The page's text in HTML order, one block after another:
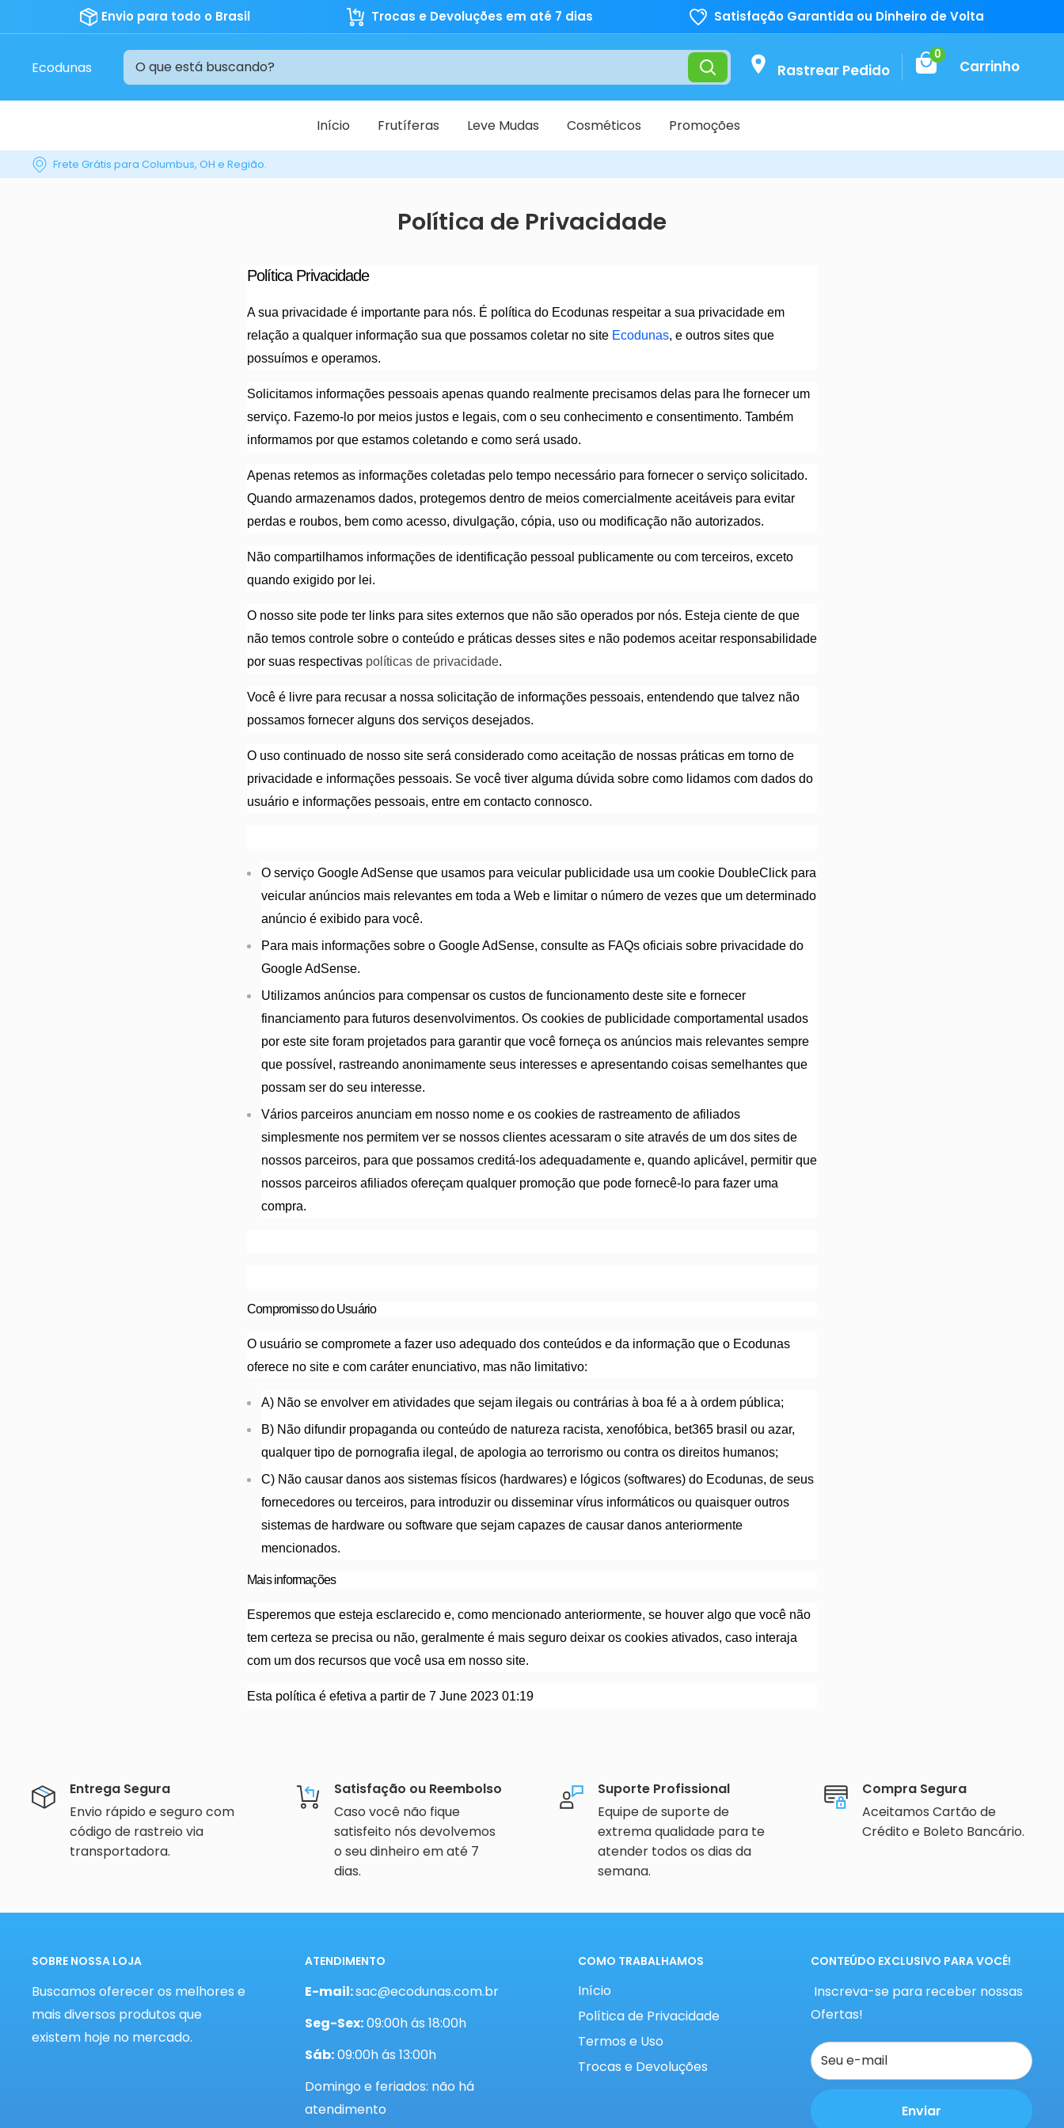
Envio para todo o Brasil Trocas e Devoluções em até 7 dias Satisfação Garantida ou Dinheiro de Volta
Ecodunas Rastrear Pedido
0
Carrinho
Início Frutíferas Leve Mudas Cosméticos Promoções
Frete Grátis para Columbus, OH e Região.
Política de Privacidade
Política Privacidade
A sua privacidade é importante para nós. É política do Ecodunas respeitar a sua privacidade em
relação a qualquer informação sua que possamos coletar no site Ecodunas, e outros sites que
possuímos e operamos.
Solicitamos informações pessoais apenas quando realmente precisamos delas para lhe fornecer um
serviço. Fazemo-lo por meios justos e legais, com o seu conhecimento e consentimento. Também
informamos por que estamos coletando e como será usado.
Apenas retemos as informações coletadas pelo tempo necessário para fornecer o serviço solicitado.
Quando armazenamos dados, protegemos dentro de meios comercialmente aceitáveis para evitar
perdas e roubos, bem como acesso, divulgação, cópia, uso ou modificação não autorizados.
Não compartilhamos informações de identificação pessoal publicamente ou com terceiros, exceto
quando exigido por lei.
O nosso site pode ter links para sites externos que não são operados por nós. Esteja ciente de que
não temos controle sobre o conteúdo e práticas desses sites e não podemos aceitar responsabilidade
por suas respectivas políticas de privacidade.
Você é livre para recusar a nossa solicitação de informações pessoais, entendendo que talvez não
possamos fornecer alguns dos serviços desejados.
O uso continuado de nosso site será considerado como aceitação de nossas práticas em torno de
privacidade e informações pessoais. Se você tiver alguma dúvida sobre como lidamos com dados do
usuário e informações pessoais, entre em contacto connosco.
O serviço Google AdSense que usamos para veicular publicidade usa um cookie DoubleClick para
veicular anúncios mais relevantes em toda a Web e limitar o número de vezes que um determinado
anúncio é exibido para você.
Para mais informações sobre o Google AdSense, consulte as FAQs oficiais sobre privacidade do
Google AdSense.
Utilizamos anúncios para compensar os custos de funcionamento deste site e fornecer
financiamento para futuros desenvolvimentos. Os cookies de publicidade comportamental usados
por este site foram projetados para garantir que você forneça os anúncios mais relevantes sempre
que possível, rastreando anonimamente seus interesses e apresentando coisas semelhantes que
possam ser do seu interesse.
Vários parceiros anunciam em nosso nome e os cookies de rastreamento de afiliados
simplesmente nos permitem ver se nossos clientes acessaram o site através de um dos sites de
nossos parceiros, para que possamos creditá-los adequadamente e, quando aplicável, permitir que
nossos parceiros afiliados ofereçam qualquer promoção que pode fornecê-lo para fazer uma
compra.
Compromisso do Usuário
O usuário se compromete a fazer uso adequado dos conteúdos e da informação que o Ecodunas
oferece no site e com caráter enunciativo, mas não limitativo:
A) Não se envolver em atividades que sejam ilegais ou contrárias à boa fé a à ordem pública;
B) Não difundir propaganda ou conteúdo de natureza racista, xenofóbica, bet365 brasil ou azar,
qualquer tipo de pornografia ilegal, de apologia ao terrorismo ou contra os direitos humanos;
C) Não causar danos aos sistemas físicos (hardwares) e lógicos (softwares) do Ecodunas, de seus
fornecedores ou terceiros, para introduzir ou disseminar vírus informáticos ou quaisquer outros
sistemas de hardware ou software que sejam capazes de causar danos anteriormente
mencionados.
Mais informações
Esperemos que esteja esclarecido e, como mencionado anteriormente, se houver algo que você não
tem certeza se precisa ou não, geralmente é mais seguro deixar os cookies ativados, caso interaja
com um dos recursos que você usa em nosso site.
Esta política é efetiva a partir de 7 June 2023 01:19
Entrega Segura
Envio rápido e seguro com
código de rastreio via
transportadora.
Satisfação ou Reembolso
Caso você não fique
satisfeito nós devolvemos
o seu dinheiro em até 7
dias.
Suporte Profissional
Equipe de suporte de
extrema qualidade para te
atender todos os dias da
semana.
Compra Segura
Aceitamos Cartão de
Crédito e Boleto Bancário.
SOBRE NOSSA LOJA
Buscamos oferecer os melhores e
mais diversos produtos que
existem hoje no mercado.
ATENDIMENTO
E-mail:sac@ecodunas.com.br
Seg-Sex:09:00h ás 18:00h
Sáb:09:00h ás 13:00h
Domingo e feriados: não há
atendimento
COMO TRABALHAMOS
Início
Política de Privacidade
Termos e Uso
Trocas e Devoluções
CONTEÚDO EXCLUSIVO PARA VOCÊ!
Inscreva-se para receber nossas
Ofertas!
Seu e-mail
Enviar